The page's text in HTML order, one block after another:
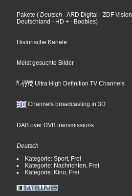
Pakete ( Deutsch - ARD Digital - ZDF Vision
Deutschland - HD + - Boobles)
Historische Kanäle
Meist gesuchte Bilder
Ultra High Definition TV Channels
Channels broadcasting in 3D
DAB over DVB transmissions
Deutsch
Kategorie: Sport, Frei
Kategorie: Nachrichten, Frei
Kategorie: Kino, Frei